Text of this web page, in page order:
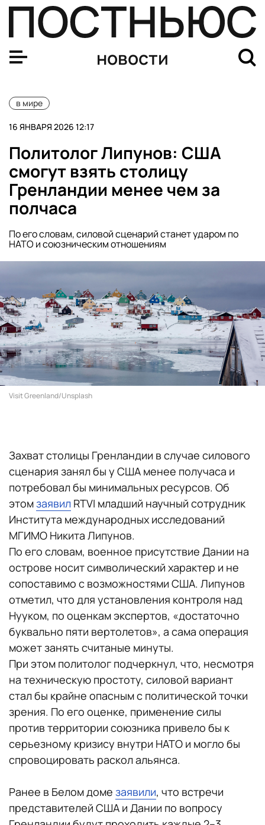
новости
в мире
16 ЯНВАРЯ 2026 12:17
Политолог Липунов: США
смогут взять столицу
Гренландии менее чем за
полчаса
По его словам, силовой сценарий станет ударом по
НАТО и союзническим отношениям
Visit Greenland/Unsplash
Захват столицы Гренландии в случае силового
сценария занял бы у США менее получаса и
потребовал бы минимальных ресурсов. Об
этомзаявил RTVI младший научный сотрудник
Института международных исследований
МГИМО Никита Липунов.
По его словам, военное присутствие Дании на
острове носит символический характер и не
сопоставимо с возможностями США. Липунов
отметил, что для установления контроля над
Нууком, по оценкам экспертов, «достаточно
буквально пяти вертолетов», а сама операция
может занять считаные минуты.
При этом политолог подчеркнул, что, несмотря
на техническую простоту, силовой вариант
стал бы крайне опасным с политической точки
зрения. По его оценке, применение силы
против территории союзника привело бы к
серьезному кризису внутри НАТО и могло бы
спровоцировать раскол альянса.
Ранее в Белом доме заявили, что встречи
представителей США и Дании по вопросу
Юлия Тимошенко назвала режим Зеленского